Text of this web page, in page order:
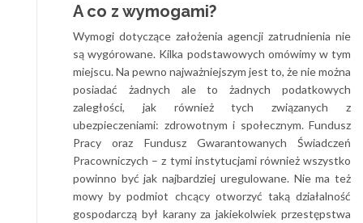
A co z wymogami?
Wymogi dotyczące założenia agencji zatrudnienia nie
są wygórowane. Kilka podstawowych omówimy w tym
miejscu. Na pewno najważniejszym jest to, że nie można
posiadać żadnych ale to żadnych podatkowych
zaległości, jak również tych związanych z
ubezpieczeniami: zdrowotnym i społecznym. Fundusz
Pracy oraz Fundusz Gwarantowanych Świadczeń
Pracowniczych – z tymi instytucjami również wszystko
powinno być jak najbardziej uregulowane. Nie ma też
mowy by podmiot chcący otworzyć taką działalność
gospodarczą był karany za jakiekolwiek przestępstwa